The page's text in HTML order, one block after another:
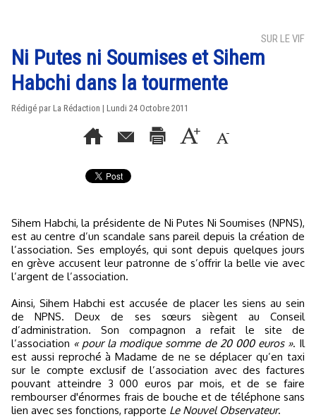
SUR LE VIF
Ni Putes ni Soumises et Sihem
Habchi dans la tourmente
Rédigé par La Rédaction | Lundi 24 Octobre 2011
Sihem Habchi, la présidente de Ni Putes Ni Soumises (NPNS),
est au centre d’un scandale sans pareil depuis la création de
l’association. Ses employés, qui sont depuis quelques jours
en grève accusent leur patronne de s’offrir la belle vie avec
l’argent de l’association.
Ainsi, Sihem Habchi est accusée de placer les siens au sein
de NPNS. Deux de ses sœurs siègent au Conseil
d’administration. Son compagnon a refait le site de
l’association « pour la modique somme de 20 000 euros ». Il
est aussi reproché à Madame de ne se déplacer qu’en taxi
sur le compte exclusif de l’association avec des factures
pouvant atteindre 3 000 euros par mois, et de se faire
rembourser d'énormes frais de bouche et de téléphone sans
lien avec ses fonctions, rapporte Le Nouvel Observateur.